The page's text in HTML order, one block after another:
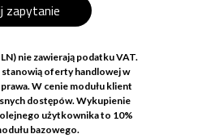
zapytanie
nie zawierają podatku VAT.
oferty handlowej w
W cenie modułu klient
dostępów. Wykupienie
użytkownika to 10%
bazowego.